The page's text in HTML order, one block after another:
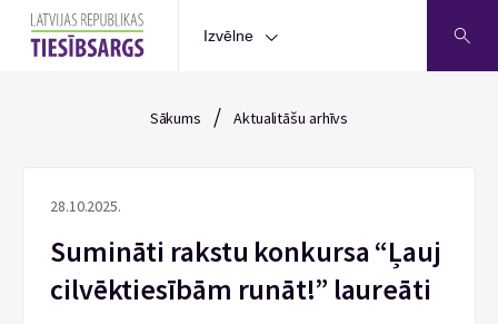
Izvēlne
Sākums / Aktualitāšu arhīvs
28.10.2025.
Sumināti rakstu konkursa “Ļauj
cilvēktiesībām runāt!” laureāti